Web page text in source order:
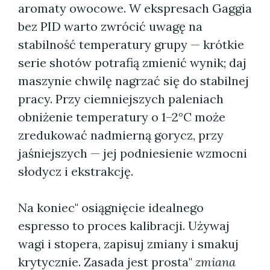
aromaty owocowe. W ekspresach Gaggia
bez PID warto zwrócić uwagę na
stabilność temperatury grupy — krótkie
serie shotów potrafią zmienić wynik; daj
maszynie chwilę nagrzać się do stabilnej
pracy. Przy ciemniejszych paleniach
obniżenie temperatury o 1–2°C może
zredukować nadmierną gorycz, przy
jaśniejszych — jej podniesienie wzmocni
słodycz i ekstrakcję.
Na koniec" osiągnięcie idealnego
espresso to proces kalibracji. Używaj
wagi i stopera, zapisuj zmiany i smakuj
krytycznie. Zasada jest prosta" zmiana